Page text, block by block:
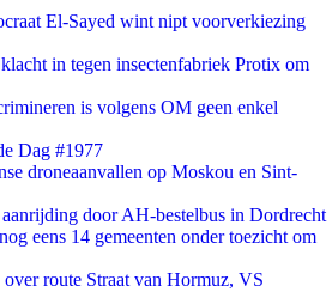
El-Sayed wint nipt voorverkiezing
in tegen insectenfabriek Protix om
is volgens OM geen enkel
Dag #1977
droneaanvallen op Moskou en Sint-
door AH-bestelbus in Dordrecht
eens 14 gemeenten onder toezicht om
over route Straat van Hormuz, VS